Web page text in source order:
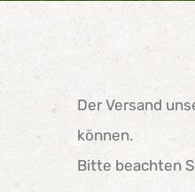
Der Versand
können.
Bitte beachten